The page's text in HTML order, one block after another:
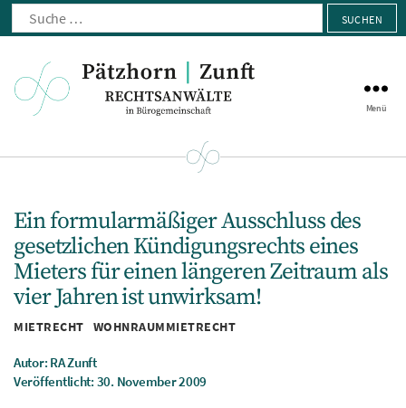
Suche
Zunft
Menü
Ein formularmäßiger Ausschluss des
gesetzlichen Kündigungsrechts eines
Mieters für einen längeren Zeitraum als
vier Jahren ist unwirksam!
Kategorien
MIETRECHT WOHNRAUMMIETRECHT
Autor: RA Zunft
Veröffentlicht: 30. November 2009